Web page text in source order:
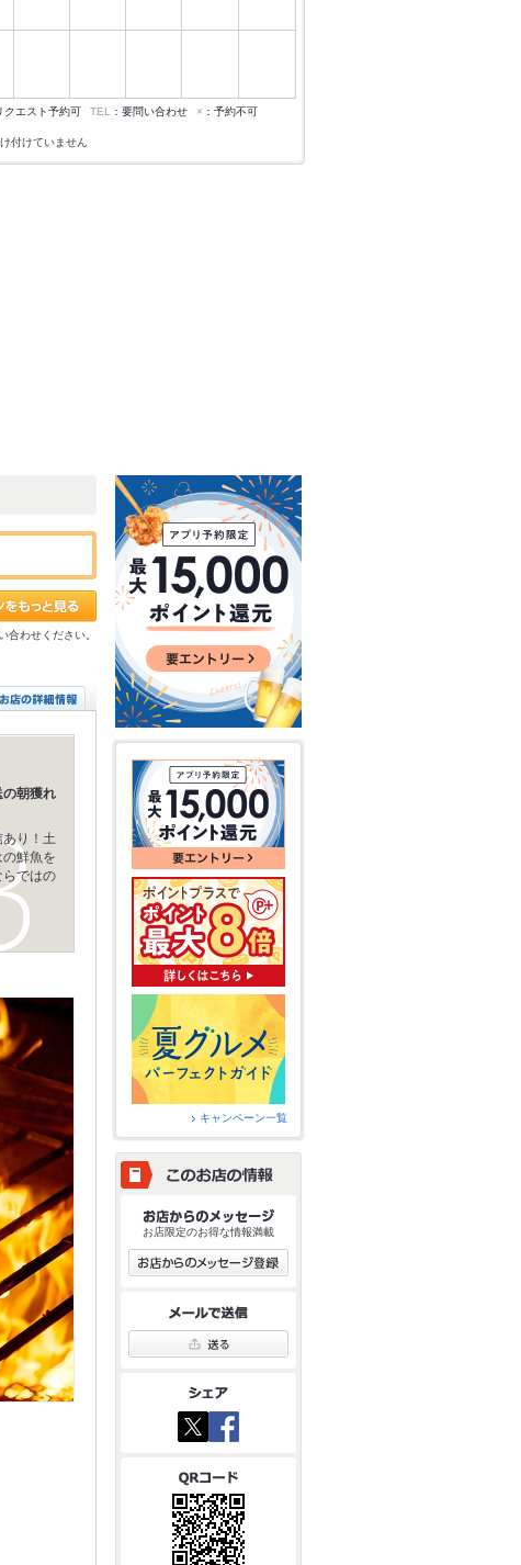
クエスト予約可 TEL ：要問い合わせ × ：予約不可
付けていません
わせください。
の朝獲れ
り！土
鮮魚を
らではの
キャンペーン一覧
お店限定のお得な情報満載